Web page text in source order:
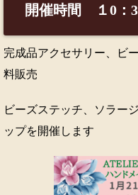
開催時間 １0：
完成品アクセサリー、ビ
料販売
ビーズステッチ、ソラー
ップを開催します